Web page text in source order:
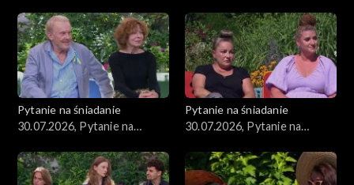
Pytanie na śniadanie
30.07.2026, Pytanie na
Pytanie na śniadanie
30.07.2026, Pytanie na